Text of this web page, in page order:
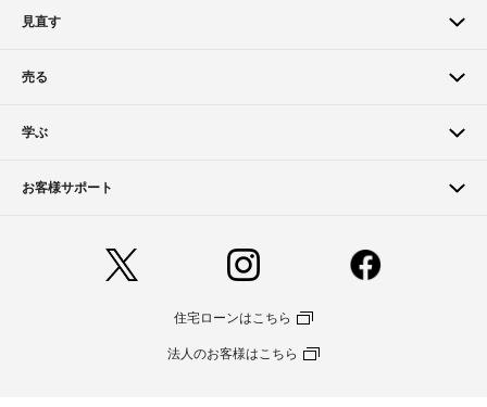
見直す
売る
学ぶ
お客様サポート
住宅ローンはこちら
法人のお客様はこちら